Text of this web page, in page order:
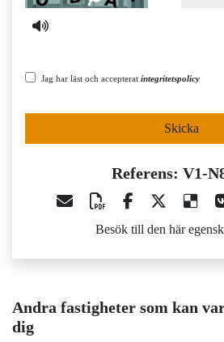
Jag har läst och accepterat integritetspolicy
Skicka
Referens: V1-
Besök till den här
Andra fastigheter som kan
dig